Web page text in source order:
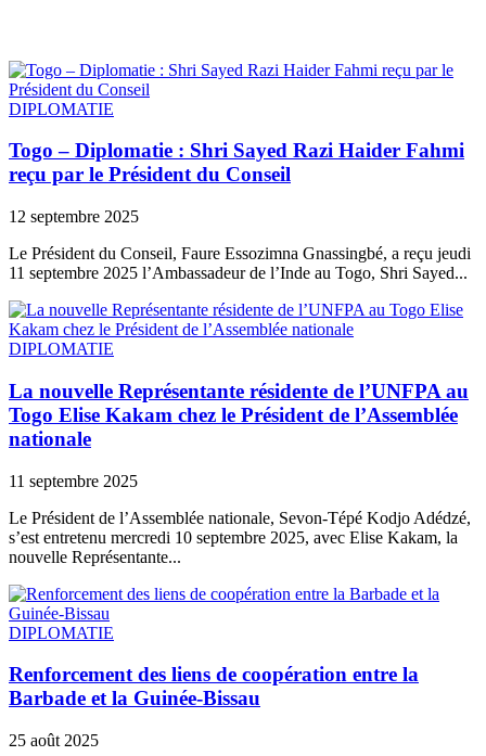
DIPLOMATIE
Togo – Diplomatie : Shri Sayed Razi Haider Fahmi
reçu par le Président du Conseil
12 septembre 2025
Le Président du Conseil, Faure Essozimna Gnassingbé, a reçu jeudi
11 septembre 2025 l’Ambassadeur de l’Inde au Togo, Shri Sayed...
DIPLOMATIE
La nouvelle Représentante résidente de l’UNFPA au
Togo Elise Kakam chez le Président de l’Assemblée
nationale
11 septembre 2025
Le Président de l’Assemblée nationale, Sevon-Tépé Kodjo Adédzé,
s’est entretenu mercredi 10 septembre 2025, avec Elise Kakam, la
nouvelle Représentante...
DIPLOMATIE
Renforcement des liens de coopération entre la
Barbade et la Guinée-Bissau
25 août 2025